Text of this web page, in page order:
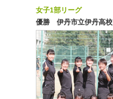
女子1部リーグ
優勝 伊丹市立伊丹高校